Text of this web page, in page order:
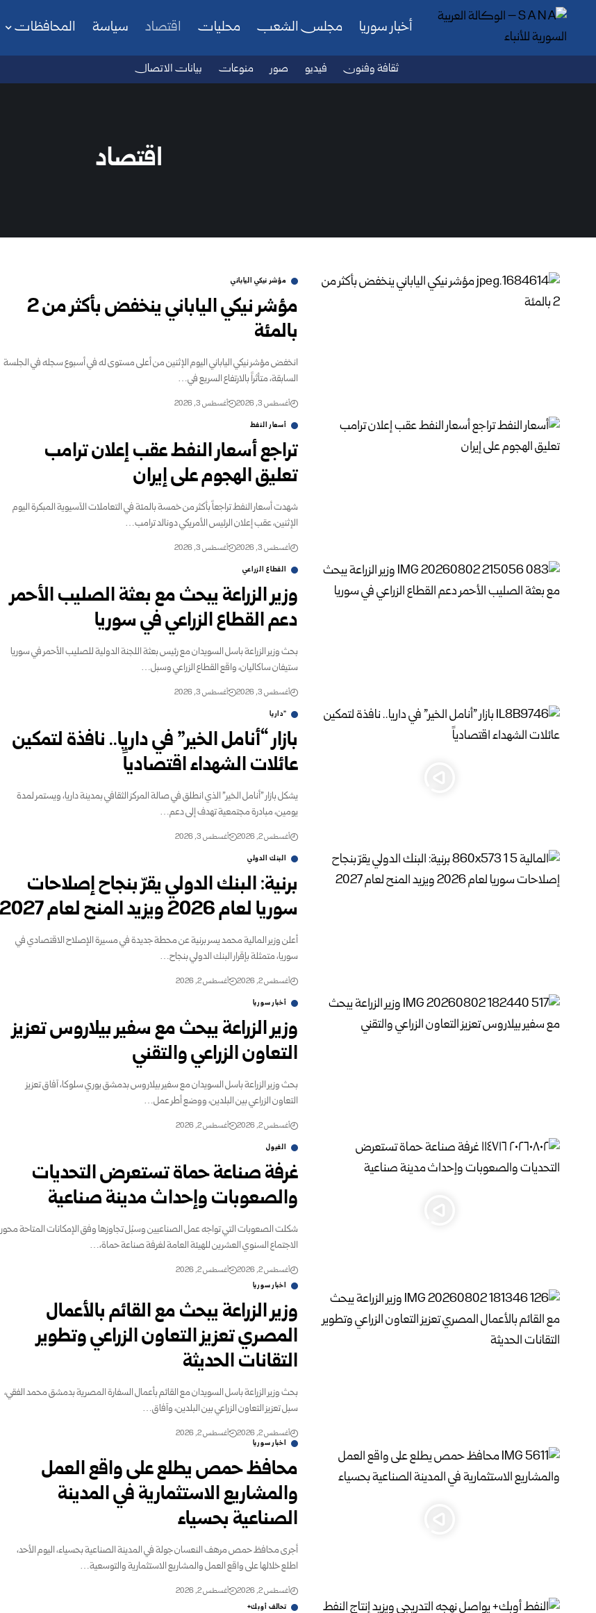
أخبار سوريا مجلس الشعب محليات اقتصاد سياسة المحافظات
ثقافة وفنون فيديو صور منوعات بيانات الاتصال
اقتصاد
مؤشر نيكي الياباني
مؤشر نيكي الياباني ينخفض بأكثر من 2
بالمئة
انخفض مؤشر نيكي الياباني اليوم الإثنين من أعلى مستوى له في أسبوع سجله في الجلسة
السابقة، متأثراً بالارتفاع السريع في…
أغسطس 3, 2026 أغسطس 3, 2026
أسعار النفط
تراجع أسعار النفط عقب إعلان ترامب
تعليق الهجوم على إيران
شهدت أسعار النفط تراجعاً بأكثر من خمسة بالمئة في التعاملات الآسيوية المبكرة اليوم
الإثنين، عقب إعلان الرئيس ‏الأمريكي دونالد ترامب…
أغسطس 3, 2026 أغسطس 3, 2026
القطاع الزراعي
وزير الزراعة يبحث مع بعثة الصليب الأحمر
دعم القطاع الزراعي في سوريا
بحث وزير الزراعة باسل السويدان مع رئيس بعثة اللجنة الدولية للصليب الأحمر في سوريا
ستيفان ساكاليان، واقع القطاع الزراعي وسبل…
أغسطس 3, 2026 أغسطس 3, 2026
"داريا
بازار “أنامل الخير” في داريا.. نافذة لتمكين
عائلات الشهداء اقتصادياً
يشكل بازار "أنامل الخير" الذي انطلق في صالة المركز الثقافي بمدينة داريا، ويستمر لمدة
يومين، مبادرة مجتمعية تهدف إلى دعم…
أغسطس 2, 2026 أغسطس 3, 2026
البنك الدولي
برنية: البنك الدولي يقرّ بنجاح إصلاحات
سوريا لعام 2026 ويزيد المنح لعام 2027
أعلن وزير المالية محمد يسر برنية عن محطة جديدة في مسيرة الإصلاح الاقتصادي في
سوريا، متمثلة بإقرار البنك الدولي بنجاح…
أغسطس 2, 2026 أغسطس 2, 2026
أخبار سوريا
وزير الزراعة يبحث مع سفير بيلاروس تعزيز
التعاون الزراعي والتقني
بحث وزير الزراعة باسل السويدان مع سفير بيلاروس بدمشق يوري سلوكا، آفاق تعزيز
التعاون الزراعي بين البلدين، ووضع أطر عمل…
أغسطس 2, 2026 أغسطس 2, 2026
الفيول
غرفة صناعة حماة تستعرض التحديات
والصعوبات وإحداث مدينة صناعية
شكلت الصعوبات التي تواجه عمل الصناعيين وسبُل تجاوزها وفق الإمكانات المتاحة ‏محور
الاجتماع السنوي العشرين للهيئة العامة لغرفة صناعة حماة،…
أغسطس 2, 2026 أغسطس 2, 2026
اخبار سوريا
وزير الزراعة يبحث مع القائم بالأعمال
المصري تعزيز التعاون الزراعي وتطوير
التقانات الحديثة
بحث وزير الزراعة باسل السويدان مع القائم بأعمال السفارة المصرية بدمشق محمد الفقي،
سبل تعزيز التعاون الزراعي بين البلدين، وآفاق…
أغسطس 2, 2026 أغسطس 2, 2026
اخبار سوريا
محافظ حمص يطلع على واقع العمل
والمشاريع الاستثمارية في المدينة
الصناعية بحسياء
أجرى محافظ حمص مرهف النعسان جولة في المدينة الصناعية بحسياء، اليوم الأحد،
اطلع خلالها على واقع العمل والمشاريع الاستثمارية والتوسعية…
أغسطس 2, 2026 أغسطس 2, 2026
تحالف أوبك+